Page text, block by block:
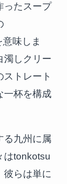
ったスープ
味しま
濁しクリー
ストレート
一杯を構成
る九州に属
はtonkotsu
彼らは単に